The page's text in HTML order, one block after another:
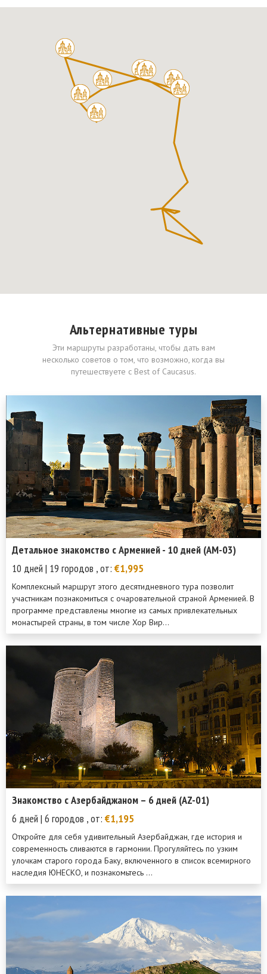
Альтернативные туры
Эти маршруты разработаны, чтобы дать вам
несколько советов о том, что возможно, когда вы
путешествуете с Best of Caucasus.
Детальное знакомство с Арменией - 10 дней (AM-03)
10 дней | 19 городов , от:€1,995
Комплексный маршрут этого десятидневного тура позволит
участникам познакомиться с очаровательной страной Арменией. В
программе представлены многие из самых привлекательных
монастырей страны, в том числе Хор Вир...
Знакомство с Азербайджаном – 6 дней (AZ-01)
6 дней | 6 городов , от:€1,195
Откройте для себя удивительный Азербайджан, где история и
современность сливаются в гармонии. Прогуляйтесь по узким
улочкам старого города Баку, включенного в список всемирного
наследия ЮНЕСКО, и познакомьтесь ...